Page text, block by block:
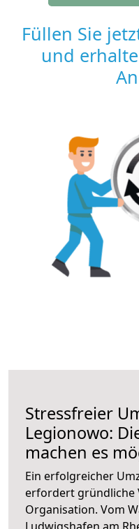
Füllen Sie
und
Stressfreier
Legionowo:
machen es
Ein erfolgreicher
erfordert gründliche
Organisation. Vom